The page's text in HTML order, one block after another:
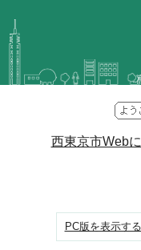
西東京市Web
PC版を表示する